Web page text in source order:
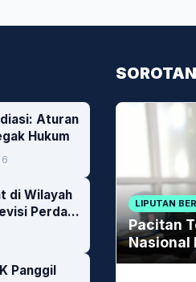
Aturan
Hukum
di Wilayah
Perda
Panggil
LIPUTAN
Pacitan
Nasional
di Jatim